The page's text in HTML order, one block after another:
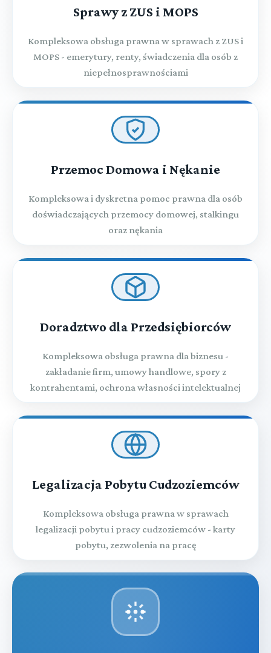
Sprawy z ZUS i MOPS
Kompleksowa obsługa prawna w sprawach z ZUS i
MOPS - emerytury, renty, świadczenia dla osób z
niepełnosprawnościami
Przemoc Domowa i Nękanie
Kompleksowa i dyskretna pomoc prawna dla osób
doświadczających przemocy domowej, stalkingu
oraz nękania
Doradztwo dla Przedsiębiorców
Kompleksowa obsługa prawna dla biznesu -
zakładanie firm, umowy handlowe, spory z
kontrahentami, ochrona własności intelektualnej
Legalizacja Pobytu Cudzoziemców
Kompleksowa obsługa prawna w sprawach
legalizacji pobytu i pracy cudzoziemców - karty
pobytu, zezwolenia na pracę